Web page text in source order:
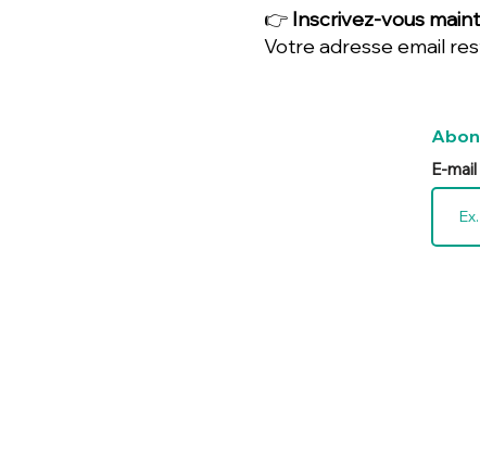
👉 Inscrivez-vous
Votre adresse email
E-mail